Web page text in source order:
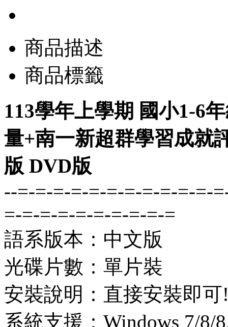
商品描述
商品標籤
113學年上學期 國小1-6
量+南一新超群學習成就
版 DVD版
--=-=-=-=-=-=-=-=-=-=-=-
=-=-=-=-=-=-=-=-=-=
語系版本：中文版
光碟片數：單片裝
安裝說明：直接安裝即可
系統支援：Windows 7/8/